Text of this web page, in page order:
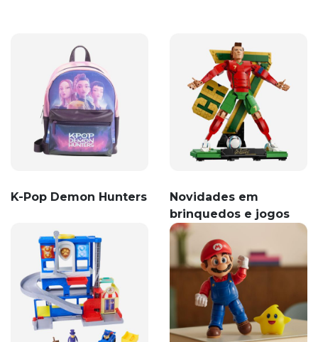
K-Pop Demon Hunters
Novidades em
brinquedos e jogos